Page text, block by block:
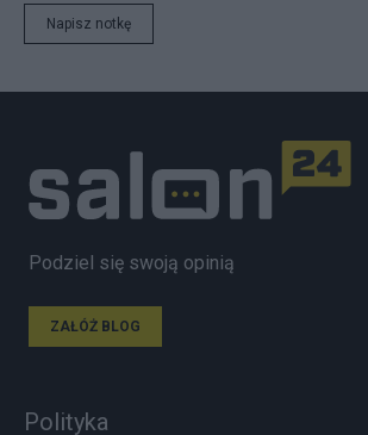
Napisz notkę
Podziel się swoją opinią
ZAŁÓŻ BLOG
Polityka